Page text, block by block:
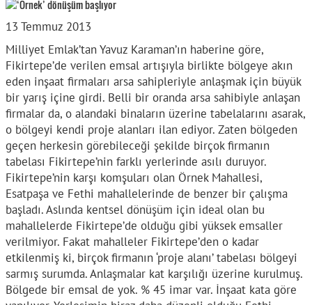
13 Temmuz 2013
Milliyet Emlak’tan Yavuz Karaman’ın haberine göre,
Fikirtepe’de verilen emsal artışıyla birlikte bölgeye akın
eden inşaat firmaları arsa sahipleriyle anlaşmak için büyük
bir yarış içine girdi. Belli bir oranda arsa sahibiyle anlaşan
firmalar da, o alandaki binaların üzerine tabelalarını asarak,
o bölgeyi kendi proje alanları ilan ediyor. Zaten bölgeden
geçen herkesin görebileceği şekilde birçok firmanın
tabelası Fikirtepe’nin farklı yerlerinde asılı duruyor.
Fikirtepe’nin karşı komşuları olan Örnek Mahallesi,
Esatpaşa ve Fethi mahallelerinde de benzer bir çalışma
başladı. Aslında kentsel dönüşüm için ideal olan bu
mahallelerde Fikirtepe’de olduğu gibi yüksek emsaller
verilmiyor. Fakat mahalleler Fikirtepe’den o kadar
etkilenmiş ki, birçok firmanın ‘proje alanı’ tabelası bölgeyi
sarmış surumda. Anlaşmalar kat karşılığı üzerine kurulmuş.
Bölgede bir emsal de yok. % 45 imar var. İnşaat kata göre